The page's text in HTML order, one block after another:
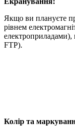
Якщо ви плануєте
рівнем
електроприладами),
FTP).
Колір та